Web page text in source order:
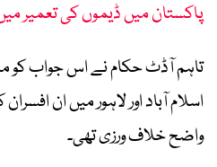
پاکستان میں ڈیموں کی تعمیر میں
تاہم آڈٹ حکام نے اس جواب کو
اسلام آباد اور لاہور میں ان
واضح خلاف ورزی تھی۔